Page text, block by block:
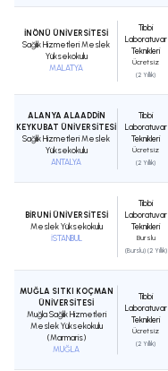
İNÖNÜ ÜNİVERSİTESİ
Sağlık Hizmetleri Meslek
Yüksekokulu
MALATYA
Tıbbi
Laboratuvar
Teknikleri
Ücretsiz
(2 Yıllık)
ALANYA ALAADDİN
KEYKUBAT ÜNİVERSİTESİ
Sağlık Hizmetleri Meslek
Yüksekokulu
ANTALYA
Tıbbi
Laboratuvar
Teknikleri
Ücretsiz
(2 Yıllık)
BİRUNİ ÜNİVERSİTESİ
Meslek Yüksekokulu
İSTANBUL
Tıbbi
Laboratuvar
Teknikleri
Burslu
(Burslu) (2 Yıllık)
MUĞLA SITKI KOÇMAN
ÜNİVERSİTESİ
Muğla Sağlık Hizmetleri
Meslek Yüksekokulu
(Marmaris)
MUĞLA
Tıbbi
Laboratuvar
Teknikleri
Ücretsiz
(2 Yıllık)